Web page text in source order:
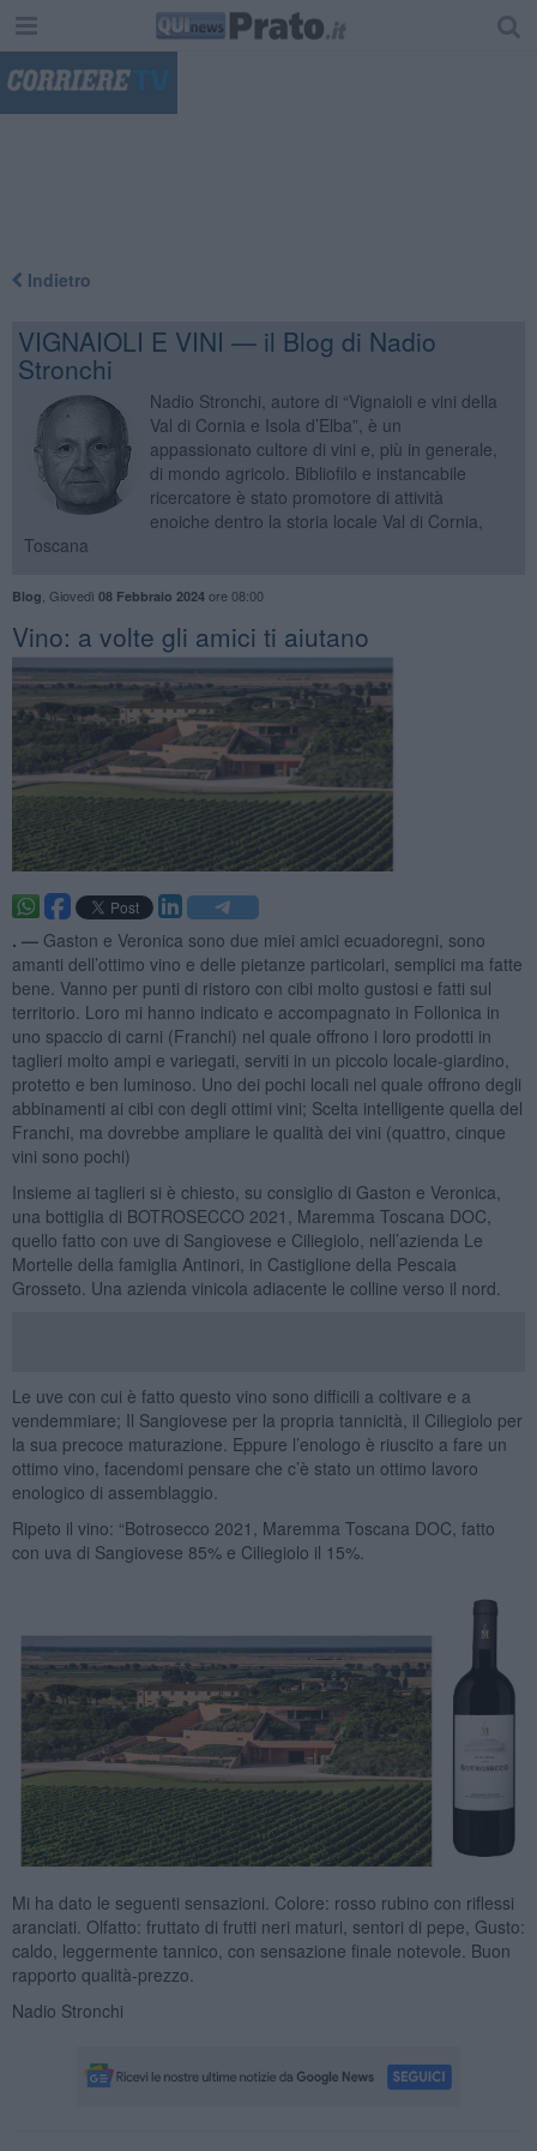
Indietro
VIGNAIOLI E VINI — il Blog di Nadio
Stronchi
Nadio Stronchi, autore di “Vignaioli e vini della
Val di Cornia e Isola d’Elba”, è un
appassionato cultore di vini e, più in generale,
di mondo agricolo. Bibliofilo e instancabile
ricercatore è stato promotore di attività
enoiche dentro la storia locale Val di Cornia,
Toscana
Blog Giovedì 08 Febbraio 2024ore 08:00
Vino: a volte gli amici ti aiutano
. — Gaston e Veronica sono due miei amici ecuadoregni, sono
amanti dell’ottimo vino e delle pietanze particolari, semplici ma fatte
bene. Vanno per punti di ristoro con cibi molto gustosi e fatti sul
territorio. Loro mi hanno indicato e accompagnato in Follonica in
uno spaccio di carni (Franchi) nel quale offrono i loro prodotti in
taglieri molto ampi e variegati, serviti in un piccolo locale-giardino,
protetto e ben luminoso. Uno dei pochi locali nel quale offrono degli
abbinamenti ai cibi con degli ottimi vini; Scelta intelligente quella del
Franchi, ma dovrebbe ampliare le qualità dei vini (quattro, cinque
vini sono pochi)
Insieme ai taglieri si è chiesto, su consiglio di Gaston e Veronica,
una bottiglia di BOTROSECCO 2021, Maremma Toscana DOC,
quello fatto con uve di Sangiovese e Ciliegiolo, nell’azienda Le
Mortelle della famiglia Antinori, in Castiglione della Pescaia
Grosseto. Una azienda vinicola adiacente le colline verso il nord.
Le uve con cui è fatto questo vino sono difficili a coltivare e a
vendemmiare; Il Sangiovese per la propria tannicità, il Ciliegiolo per
la sua precoce maturazione. Eppure l’enologo è riuscito a fare un
ottimo vino, facendomi pensare che c’è stato un ottimo lavoro
enologico di assemblaggio.
Ripeto il vino: “Botrosecco 2021, Maremma Toscana DOC, fatto
con uva di Sangiovese 85% e Ciliegiolo il 15%.
Mi ha dato le seguenti sensazioni. Colore: rosso rubino con riflessi
aranciati. Olfatto: fruttato di frutti neri maturi, sentori di pepe, Gusto:
caldo, leggermente tannico, con sensazione finale notevole. Buon
rapporto qualità-prezzo.
Nadio Stronchi